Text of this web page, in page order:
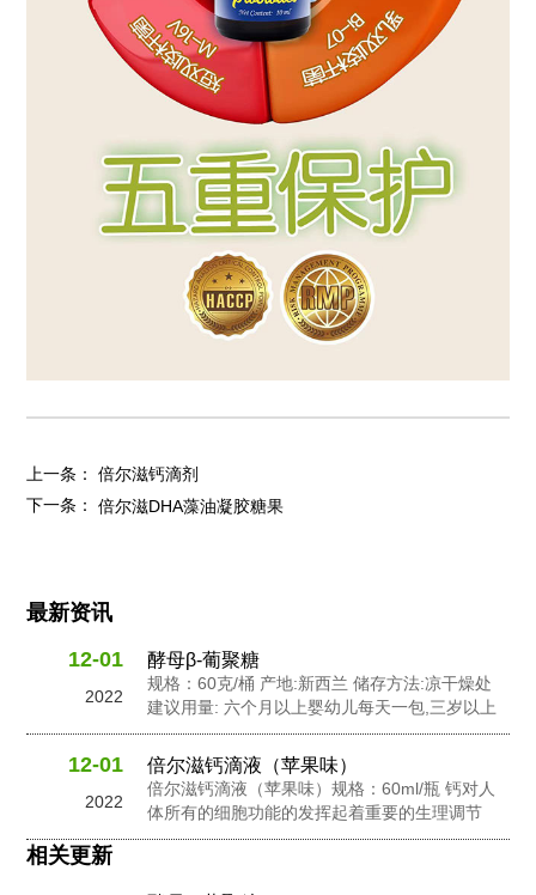
上一条：倍尔滋钙滴剂
下一条：倍尔滋DHA藻油凝胶糖果
最新资讯
12-01
2022
酵母β-葡聚糖
规格：60克/桶 产地:新西兰 储存方法:凉干燥处
建议用量: 六个月以上婴幼儿每天一包,三岁以上
幼儿每天2包,孕妇及成人每天3包 配料: 抗性糊
精，食用非活性酵母粉，岩藻多糖，水苏糖，酵
母 β-葡聚糖，针叶樱桃粉，黄金奇异果粉，接骨
木莓粉，N-乙酰神经氨酸...
12-01
2022
倍尔滋钙滴液（苹果味）
倍尔滋钙滴液（苹果味）规格：60ml/瓶 钙对人
体所有的细胞功能的发挥起着重要的生理调节
作。钙在人体内含量的不足会影响人体的生长发
相关更新